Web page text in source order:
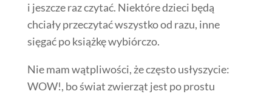
i jeszcze raz czytać. Niektóre dzieci będą
chciały przeczytać wszystko od razu, inne
sięgać po książkę wybiórczo.
Nie mam wątpliwości, że często usłyszycie:
WOW!, bo świat zwierząt jest po prostu